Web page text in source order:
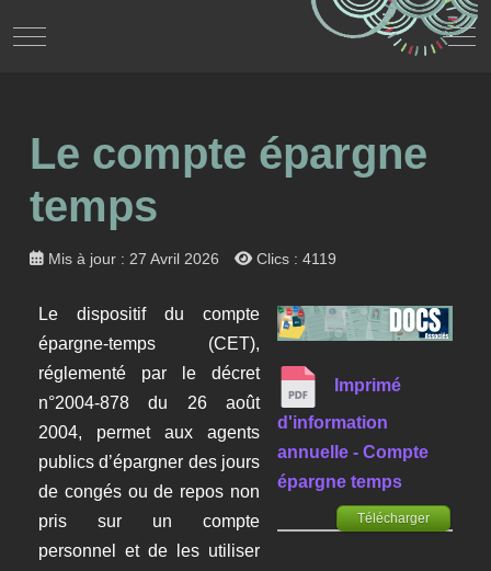
Mobile Menu Toggle Off-
Le compte épargne
temps
Mis à jour : 27 Avril 2026 Clics : 4119
Le dispositif du compte
épargne-temps (CET),
réglementé par le décret
n°2004-878 du 26 août
2004, permet aux agents
publics d’épargner des jours
de congés ou de repos non
pris sur un compte
personnel et de les utiliser
Imprimé
d'information
annuelle - Compte
épargne temps
Télécharger